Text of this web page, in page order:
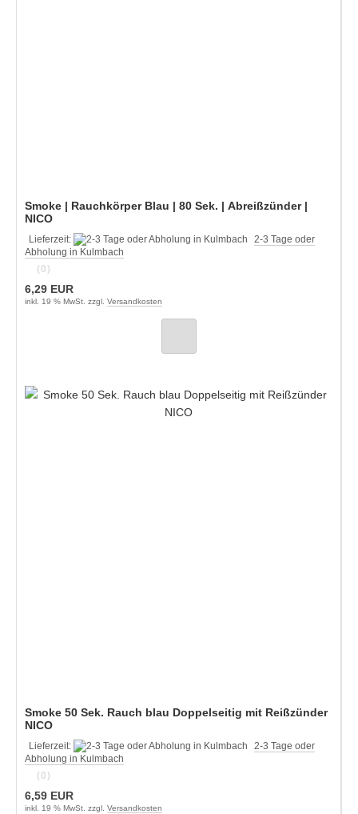
Smoke | Rauchkörper Blau | 80 Sek. | Abreißzünder |
NICO
Lieferzeit:
2-3 Tage oder
Abholung in Kulmbach
(0)
6,29 EUR
inkl. 19 % MwSt. zzgl. Versandkosten
Smoke 50 Sek. Rauch blau Doppelseitig mit Reißzünder
NICO
Lieferzeit:
2-3 Tage oder
Abholung in Kulmbach
(0)
6,59 EUR
inkl. 19 % MwSt. zzgl. Versandkosten